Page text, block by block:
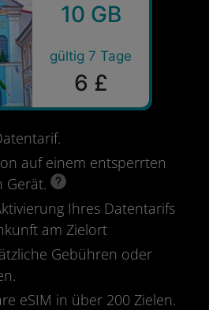
10 GB
gültig 7 Tage
6 £
auf einem entsperrten
Gerät.
Ihres Datentarifs
am Zielort
Gebühren oder
eSIM in über 200 Zielen.